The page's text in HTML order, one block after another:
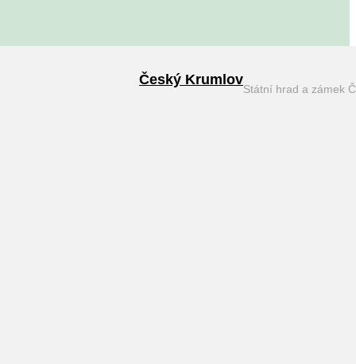
Český Krumlov
Státní hrad a zámek